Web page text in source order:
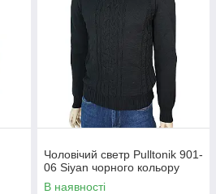
Чоловічий светр Pulltonik 901-
06 Siyan чорного кольору
В наявності